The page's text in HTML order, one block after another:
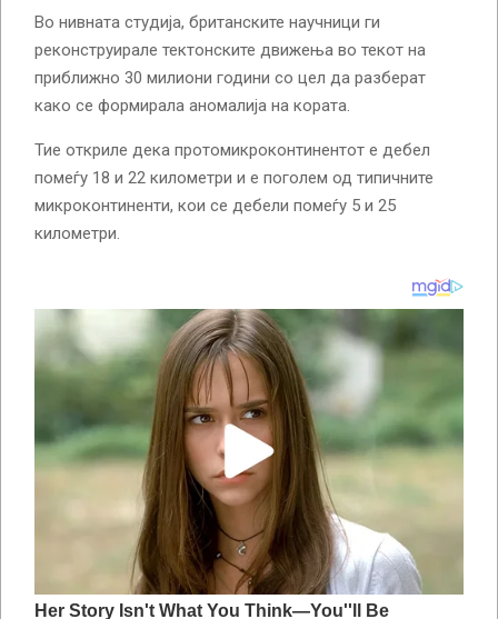
Во нивната студија, британските научници ги
реконструирале тектонските движења во текот на
приближно 30 милиони години со цел да разберат
како се формирала аномалија на кората.
Тие откриле дека протомикроконтинентот е дебел
помеѓу 18 и 22 километри и е поголем од типичните
микроконтиненти, кои се дебели помеѓу 5 и 25
километри.